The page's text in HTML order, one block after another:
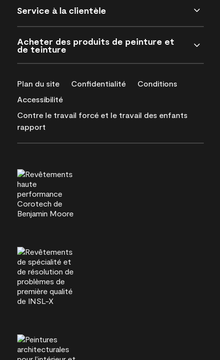
Service à la clientèle
Acheter des produits de peinture et
de teinture
Plan du site Confidentialité
Conditions
Accessibilité
Contre le travail forcé et le travail des enfants
rapport